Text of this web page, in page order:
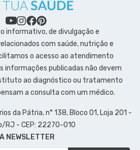
informativo, de divulgação e
com saúde, nutrição e
o acesso ao atendimento
informações publicadas não devem
ao diagnóstico ou tratamento
a consulta com um médico.
da Pátria, n° 138, Bloco 01, Loja 201 -
RJ - CEP: 22270-010
NEWSLETTER